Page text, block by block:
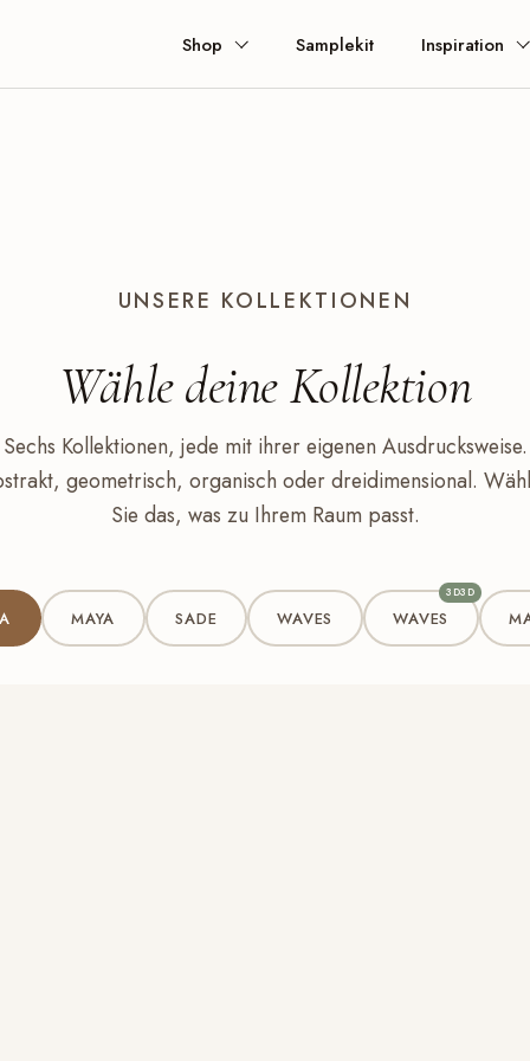
Shop Samplekit Inspiration
UNSERE KOLLEKTIONEN
Wähle deineKollektion
Sechs Kollektionen, jede mit ihrer eigenen Ausdrucksweise.
geometrisch, organisch oder dreidimensional.
Sie das, was zu Ihrem Raum passt.
MAYA SADE WAVES WAVES
3D3D